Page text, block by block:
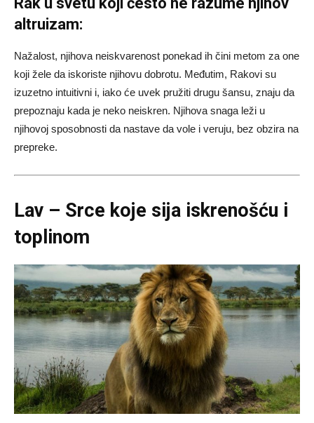
altruizam:
Nažalost, njihova neiskvarenost ponekad ih čini metom za one
koji žele da iskoriste njihovu dobrotu. Međutim, Rakovi su
izuzetno intuitivni i, iako će uvek pružiti drugu šansu, znaju da
prepoznaju kada je neko neiskren. Njihova snaga leži u
njihovoj sposobnosti da nastave da vole i veruju, bez obzira na
prepreke.
Lav – Srce koje sija iskrenošću i
toplinom